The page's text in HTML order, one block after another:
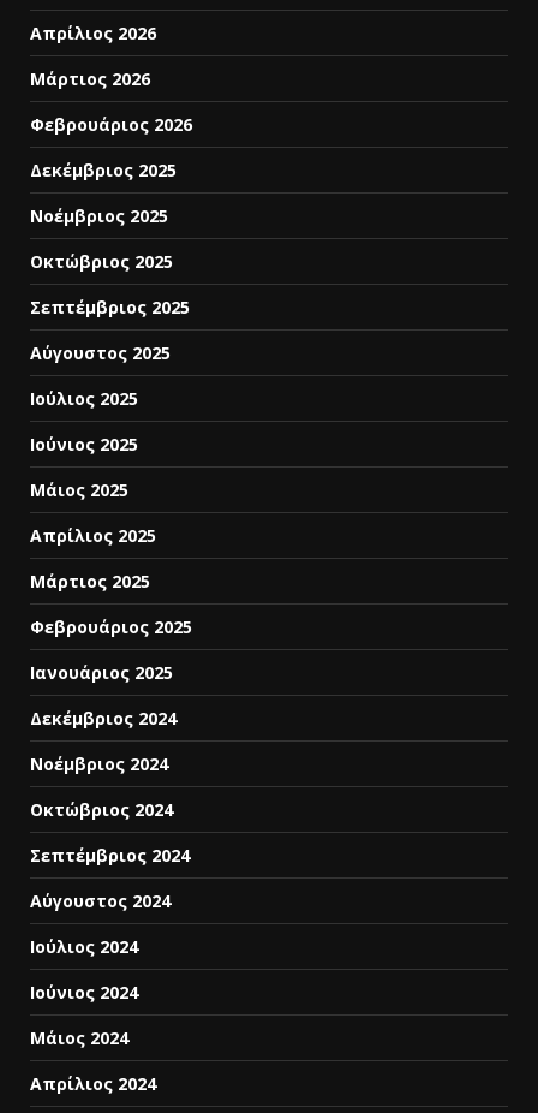
Απρίλιος 2026
Μάρτιος 2026
Φεβρουάριος 2026
Δεκέμβριος 2025
Νοέμβριος 2025
Οκτώβριος 2025
Σεπτέμβριος 2025
Αύγουστος 2025
Ιούλιος 2025
Ιούνιος 2025
Μάιος 2025
Απρίλιος 2025
Μάρτιος 2025
Φεβρουάριος 2025
Ιανουάριος 2025
Δεκέμβριος 2024
Νοέμβριος 2024
Οκτώβριος 2024
Σεπτέμβριος 2024
Αύγουστος 2024
Ιούλιος 2024
Ιούνιος 2024
Μάιος 2024
Απρίλιος 2024